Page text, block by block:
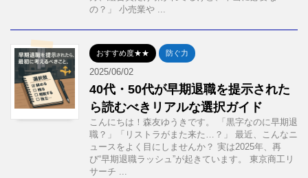
の？」 小売業や ...
おすすめ度★★ 防ぐ力
2025/06/02
40代・50代が早期退職を提示された
ら読むべきリアルな選択ガイド
こんにちは！森友ゆうきです。 「黒字なのに早期退
職？」「リストラがまた来た…？」 最近、こんなニ
ュースをよく目にしませんか？ 実は2025年、再
び“早期退職ラッシュ”が起きています。 東京商工リ
サーチ ...